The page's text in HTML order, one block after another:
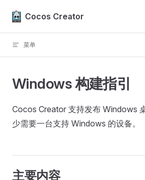
Skip to content
Cocos Creator
菜单
Windows 构建指引
Cocos Creator 支持发布 Windows
少需要一台支持 Windows 的设备。
主要内容